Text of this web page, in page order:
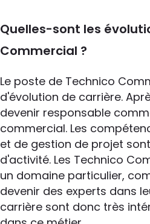
Quelles-sont les
Commercial ?
Le poste de Technico
d'évolution de carrière.
devenir responsable
commercial. Les
et de gestion de projet
d'activité. Les Technico
un domaine particulier,
devenir des experts dans
carrière sont donc très